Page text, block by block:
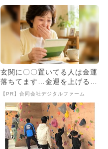
玄関に〇〇置いてる人は金運
落ちてます…金運を上げる方
法とは
【PR】合同会社デジタルファーム